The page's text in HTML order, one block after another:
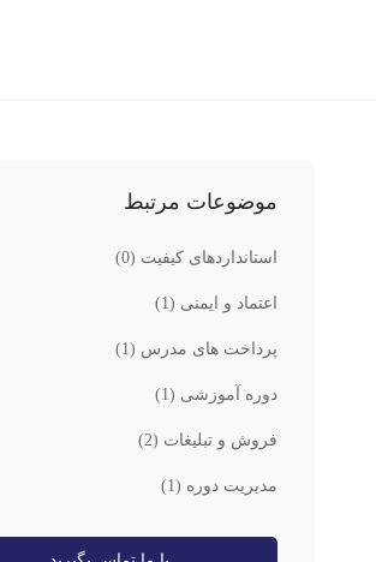
موضوعات مرتبط
استانداردهای کیفیت (0)
اعتماد و ایمنی (1)
پرداخت های مدرس (1)
دوره آموزشی (1)
فروش و تبلیغات (2)
مدیریت دوره (1)